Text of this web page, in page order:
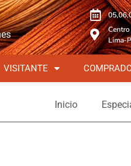
Centro
Lima-
VISITANTE
Inicio